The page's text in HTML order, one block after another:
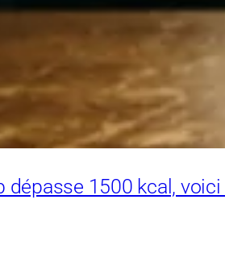
dépasse 1500 kcal,